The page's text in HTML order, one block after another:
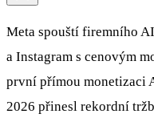
Meta spouští firemního
a Instagram s cenovým
první přímou monetizaci
2026 přinesl rekordní